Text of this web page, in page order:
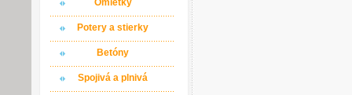
Omietky
Potery a stierky
Betóny
Spojivá a plnivá